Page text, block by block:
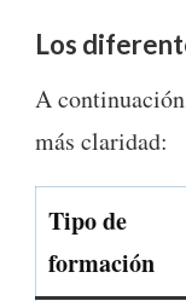
Los
A
más claridad:
Tipo de
formación